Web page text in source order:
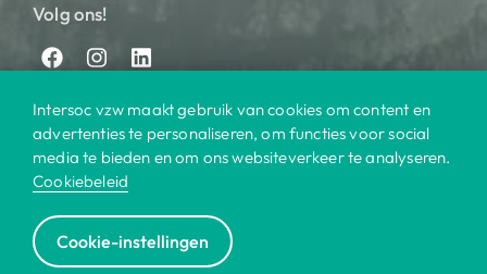
Volg ons!
Bestemmingen | Contact
Intersoc vzw maakt gebruik van cookies om content en
advertenties te personaliseren, om functies voor social
media te bieden en om ons websiteverkeer te analyseren.
Cookiebeleid
Cookie-instellingen